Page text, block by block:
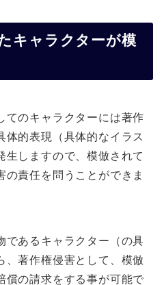
キャラクターが模
てのキャラクターには著作
体的表現（具体的なイラス
生しますので、模倣されて
の責任を問うことができま
であるキャラクター（の具
、著作権侵害として、模倣
償の請求をする事が可能で